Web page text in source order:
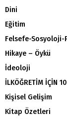
Dini
Eğitim
Felsefe-Sosyoloji-
Hikaye – Öykü
İdeoloji
İLKÖĞRETİM İÇİN
Kişisel Gelişim
Kitap Özetleri